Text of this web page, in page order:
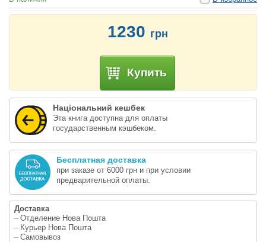
1230 грн
Купить
Національний кешбек
Эта книга доступна для оплаты
государственным кэшбеком.
Бесплатная доставка
при заказе от 6000 грн и при условии
предварительной оплаты.
Доставка
Отделение Нова Пошта
Курьер Нова Пошта
Самовывоз